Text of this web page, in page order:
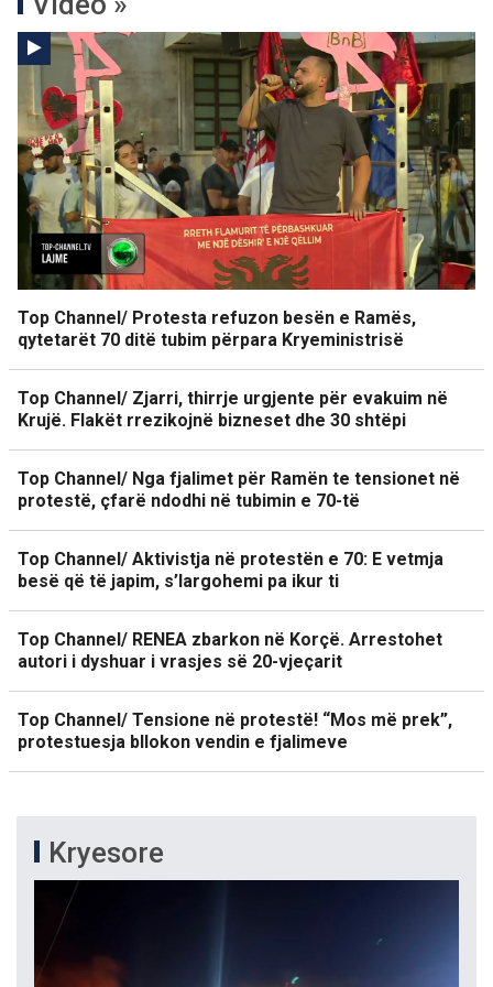
Top Channel/ Protesta refuzon besën e Ramës,
qytetarët 70 ditë tubim përpara Kryeministrisë
Top Channel/ Zjarri, thirrje urgjente për evakuim në
Krujë. Flakët rrezikojnë bizneset dhe 30 shtëpi
Top Channel/ Nga fjalimet për Ramën te tensionet në
protestë, çfarë ndodhi në tubimin e 70-të
Top Channel/ Aktivistja në protestën e 70: E vetmja
besë që të japim, s’largohemi pa ikur ti
Top Channel/ RENEA zbarkon në Korçë. Arrestohet
autori i dyshuar i vrasjes së 20-vjeçarit
Top Channel/ Tensione në protestë! “Mos më prek”,
protestuesja bllokon vendin e fjalimeve
Kryesore